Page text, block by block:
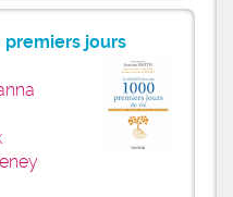
premiers jours